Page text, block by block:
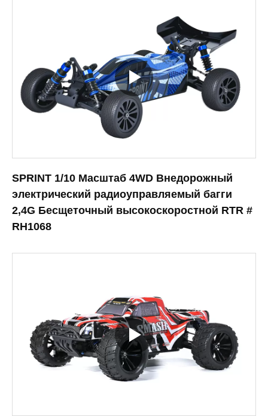
SPRINT 1/10 Масштаб 4WD Внедорожный
электрический радиоуправляемый багги
2,4G Бесщеточный высокоскоростной RTR #
RH1068